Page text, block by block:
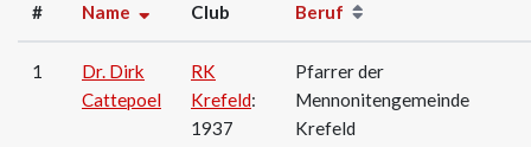
# Name Club Beruf
1
Dr. Dirk
Cattepoel
RK
Krefeld:
1937
Pfarrer der
Mennonitengemeinde
Krefeld